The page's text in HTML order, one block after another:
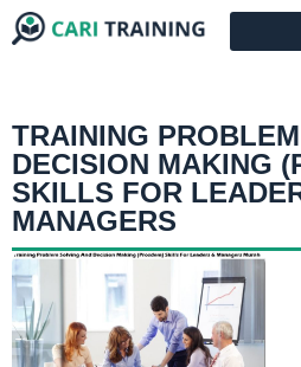
TRAINING
DECISION MAKING
SKILLS FOR
MANAGERS